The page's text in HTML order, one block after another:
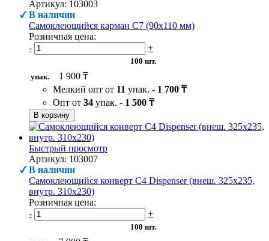
Артикул: 103003
В наличии
Самоклеющийся карман C7 (90х110 мм)
Розничная цена:
-
+
100 шт.
упак.
1 900 ₸
Мелкий опт от 11 упак. - 1 700 ₸
Опт от 34 упак. - 1 500 ₸
В корзину
Быстрый просмотр
Артикул: 103007
В наличии
Самоклеющийся конверт С4 Dispenser (внеш. 325х235,
внутр. 310х230)
Розничная цена:
-
+
100 шт.